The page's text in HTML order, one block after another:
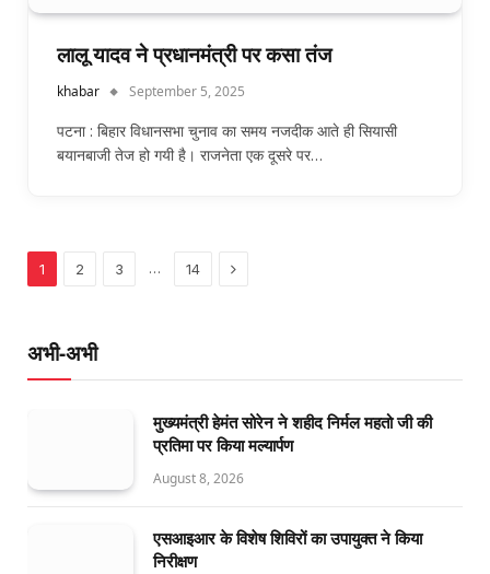
लालू यादव ने प्रधानमंत्री पर कसा तंज
khabar September 5, 2025
पटना : बिहार विधानसभा चुनाव का समय नजदीक आते ही सियासी
बयानबाजी तेज हो गयी है। राजनेता एक दूसरे पर…
1 2 3 … 14 Next
अभी-अभी
मुख्यमंत्री हेमंत सोरेन ने शहीद निर्मल महतो जी की
प्रतिमा पर किया मल्यार्पण
August 8, 2026
एसआइआर के विशेष शिविरों का उपायुक्त ने किया
निरीक्षण